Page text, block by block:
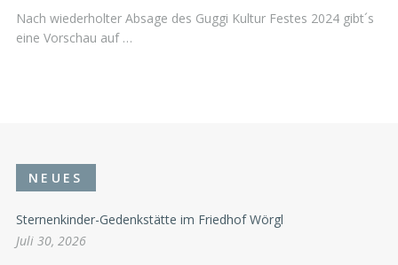
Nach wiederholter Absage des Guggi Kultur Festes 2024 gibt´s
eine Vorschau auf …
NEUES
Sternenkinder-Gedenkstätte im Friedhof Wörgl
Juli 30, 2026